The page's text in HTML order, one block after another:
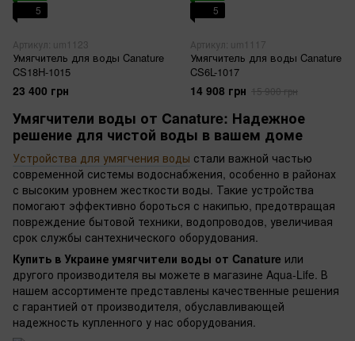
5
Артикул: um1123
Умягчитель для воды Canature
CS18H-1015
23 400 грн
5
Артикул: um1117
Умягчитель для воды Canature
CS6L-1017
14 908 грн 15 900 грн
Умягчители воды от Canature: Надежное
решение для чистой воды в вашем доме
Устройства для умягчения воды стали важной частью
современной системы водоснабжения, особенно в районах
с высоким уровнем жесткости воды. Такие устройства
помогают эффективно бороться с накипью, предотвращая
повреждение бытовой техники, водопроводов, увеличивая
срок службы сантехнического оборудования.
Купить в Украине умягчители воды от Canature или
другого производителя вы можете в магазине Aqua-Life. В
нашем ассортименте представлены качественные решения
с гарантией от производителя, обуславливающей
надежность купленного у нас оборудования.